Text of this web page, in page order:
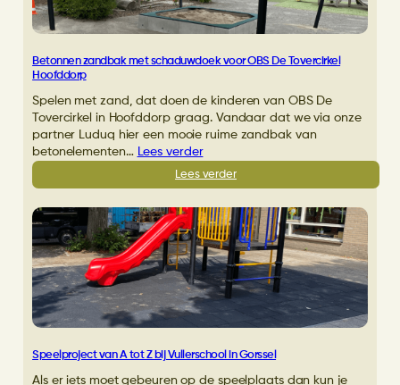
speeltoestel
voor
Betonnen zandbak met schaduwdoek voor OBS De Tovercirkel
Hoofddorp
Spelen met zand, dat doen de kinderen van OBS De
Tovercirkel in Hoofddorp graag. Vandaar dat we via onze
partner Luduq hier een mooie ruime zandbak van
betonelementen… Lees verder
Lees verder:
Betonnen
zandbak
met
schaduwdoek
voor
OBS
De
Tovercirkel
Speelproject van A tot Z bij Vullerschool in Gorssel
Als er iets moet gebeuren op de speelplaats dan kun je